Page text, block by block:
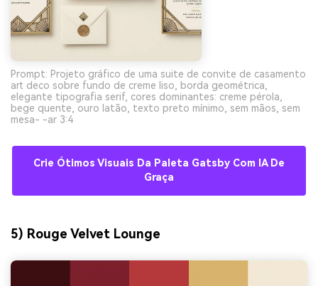
Prompt: Projeto gráfico de uma suite de convite de casamento
art deco sobre fundo de creme liso, borda geométrica,
elegante tipografia serif, cores dominantes: creme pérola,
bege quente, ouro latão, texto preto mínimo, sem mãos, sem
mesa- -ar 3:4
Crie Ótimos Visuais Da Paleta Gatsby Com IA De
Graça
5) Rouge Velvet Lounge